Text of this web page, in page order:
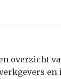
overzicht